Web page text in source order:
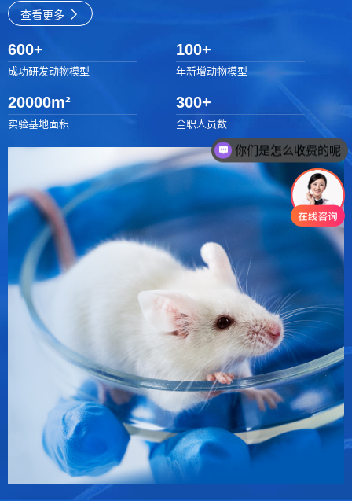
查看更多
600+
成功研发动物模型
100+
年新增动物模型
20000m²
实验基地面积
300+
全职人员数
你们是怎么收费的呢